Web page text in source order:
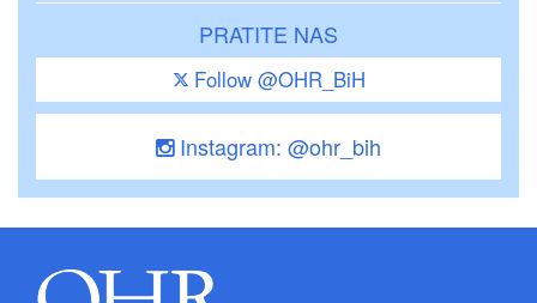
PRATITE NAS
Follow @OHR_BiH
Instagram: @ohr_bih